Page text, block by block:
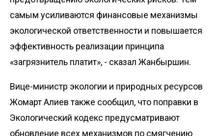
самым усиливаются финансовые механизмы
экологической ответственности и повышается
эффективность реализации принципа
«загрязнитель платит», - сказал Жанбыршин.
Вице-министр экологии и природных ресурсов
Жомарт Алиев также сообщил, что поправки в
Экологический кодекс предусматривают
обновление всех механизмов по смягчению